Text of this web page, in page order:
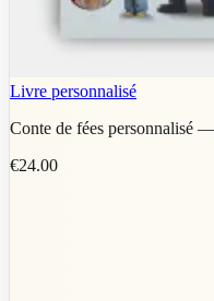
Livre personnalisé
Conte de fées personnalisé
€24.00